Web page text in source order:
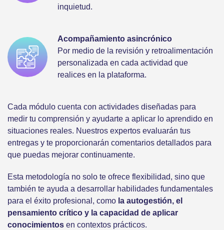
inquietud.
Acompañamiento asincrónico
Por medio de la revisión y retroalimentación
personalizada en cada actividad que
realices en la plataforma.
Cada módulo cuenta con actividades diseñadas para
medir tu comprensión y ayudarte a aplicar lo aprendido en
situaciones reales. Nuestros expertos evaluarán tus
entregas y te proporcionarán comentarios detallados para
que puedas mejorar continuamente.
Esta metodología no solo te ofrece flexibilidad, sino que
también te ayuda a desarrollar habilidades fundamentales
para el éxito profesional, como la autogestión, el
pensamiento crítico y la capacidad de aplicar
conocimientos en contextos prácticos.